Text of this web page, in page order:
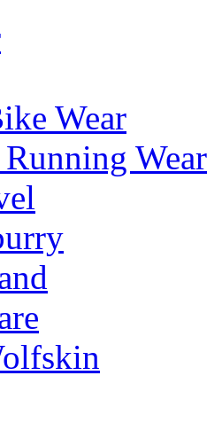
Wear
Wear